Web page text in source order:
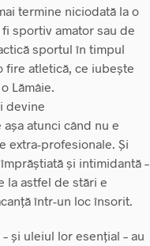
termine niciodată la o
sportiv amator sau de
sportul în timpul
fire atletică, ce iubește
Lămâie.
devine
atunci când nu e
extra-profesionale. Și
și intimidantă –
la astfel de stări e
într-un loc însorit.
și uleiul lor esențial – au